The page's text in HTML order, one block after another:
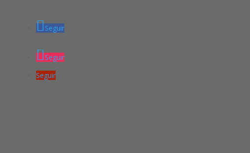
Seguir
Seguir
Seguir